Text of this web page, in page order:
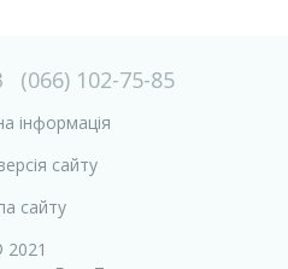
(066) 102-75-85
інформація
сайту
сайту
2021